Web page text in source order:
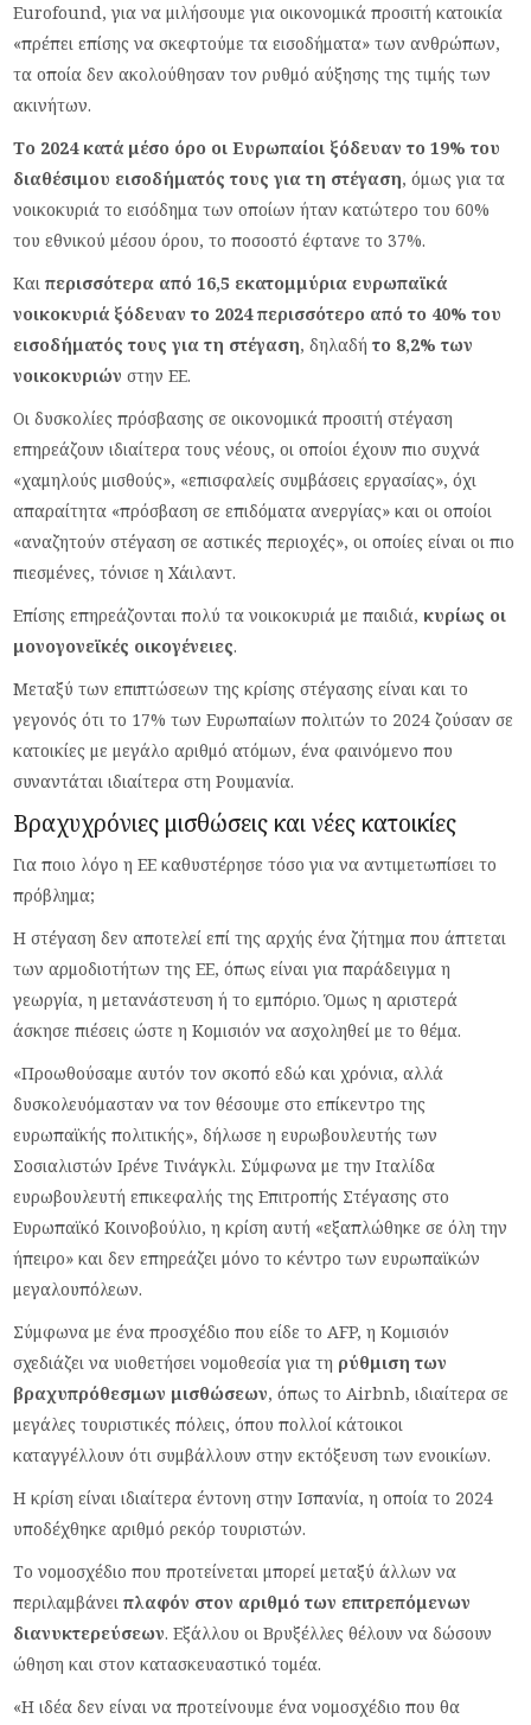
Eurofound, για να μιλήσουμε για οικονομικά προσιτή κατοικία
«πρέπει επίσης να σκεφτούμε τα εισοδήματα» των ανθρώπων,
τα οποία δεν ακολούθησαν τον ρυθμό αύξησης της τιμής των
ακινήτων.
Το 2024 κατά μέσο όρο οι Ευρωπαίοι ξόδευαν το 19% του
διαθέσιμου εισοδήματός τους για τη στέγαση, όμως για τα
νοικοκυριά το εισόδημα των οποίων ήταν κατώτερο του 60%
του εθνικού μέσου όρου, το ποσοστό έφτανε το 37%.
Καιπερισσότερα από 16,5 εκατομμύρια ευρωπαϊκά
νοικοκυριά ξόδευαν το 2024 περισσότερο από το 40% του
εισοδήματός τους για τη στέγαση, δηλαδήτο 8,2% των
νοικοκυριών στην ΕΕ.
Οι δυσκολίες πρόσβασης σε οικονομικά προσιτή στέγαση
επηρεάζουν ιδιαίτερα τους νέους, οι οποίοι έχουν πιο συχνά
«χαμηλούς μισθούς», «επισφαλείς συμβάσεις εργασίας», όχι
απαραίτητα «πρόσβαση σε επιδόματα ανεργίας» και οι οποίοι
«αναζητούν στέγαση σε αστικές περιοχές», οι οποίες είναι οι πιο
πιεσμένες, τόνισε η Χάιλαντ.
Επίσης επηρεάζονται πολύ τα νοικοκυριά με παιδιά, κυρίως οι
μονογονεϊκές οικογένειες.
Μεταξύ των επιπτώσεων της κρίσης στέγασης είναι και το
γεγονός ότι το 17% των Ευρωπαίων πολιτών το 2024 ζούσαν σε
κατοικίες με μεγάλο αριθμό ατόμων, ένα φαινόμενο που
συναντάται ιδιαίτερα στη Ρουμανία.
Βραχυχρόνιες μισθώσεις και νέες κατοικίες
Για ποιο λόγο η ΕΕ καθυστέρησε τόσο για να αντιμετωπίσει το
πρόβλημα;
Η στέγαση δεν αποτελεί επί της αρχής ένα ζήτημα που άπτεται
των αρμοδιοτήτων της ΕΕ, όπως είναι για παράδειγμα η
γεωργία, η μετανάστευση ή το εμπόριο. Όμως η αριστερά
άσκησε πιέσεις ώστε η Κομισιόν να ασχοληθεί με το θέμα.
«Προωθούσαμε αυτόν τον σκοπό εδώ και χρόνια, αλλά
δυσκολευόμασταν να τον θέσουμε στο επίκεντρο της
ευρωπαϊκής πολιτικής», δήλωσε η ευρωβουλευτής των
Σοσιαλιστών Ιρένε Τινάγκλι. Σύμφωνα με την Ιταλίδα
ευρωβουλευτή επικεφαλής της Επιτροπής Στέγασης στο
Ευρωπαϊκό Κοινοβούλιο, η κρίση αυτή «εξαπλώθηκε σε όλη την
ήπειρο» και δεν επηρεάζει μόνο το κέντρο των ευρωπαϊκών
μεγαλουπόλεων.
Σύμφωνα με ένα προσχέδιο που είδε το AFP, η Κομισιόν
σχεδιάζει να υιοθετήσει νομοθεσία για τη ρύθμιση των
βραχυπρόθεσμων μισθώσεων, όπως το Airbnb, ιδιαίτερα σε
μεγάλες τουριστικές πόλεις, όπου πολλοί κάτοικοι
καταγγέλλουν ότι συμβάλλουν στην εκτόξευση των ενοικίων.
Η κρίση είναι ιδιαίτερα έντονη στην Ισπανία, η οποία το 2024
υποδέχθηκε αριθμό ρεκόρ τουριστών.
Το νομοσχέδιο που προτείνεται μπορεί μεταξύ άλλων να
περιλαμβάνειπλαφόν στον αριθμό των επιτρεπόμενων
διανυκτερεύσεων. Εξάλλου οι Βρυξέλλες θέλουν να δώσουν
ώθηση και στον κατασκευαστικό τομέα.
«Η ιδέα δεν είναι να προτείνουμε ένα νομοσχέδιο που θα